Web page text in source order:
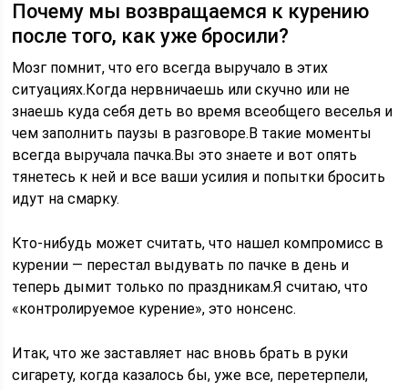
Почему мы возвращаемся к курению
после того, как уже бросили?
Мозг помнит, что его всегда выручало в этих
ситуациях.Когда нервничаешь или скучно или не
знаешь куда себя деть во время всеобщего веселья и
чем заполнить паузы в разговоре.В такие моменты
всегда выручала пачка.Вы это знаете и вот опять
тянетесь к ней и все ваши усилия и попытки бросить
идут на смарку.
Кто-нибудь может считать, что нашел компромисс в
курении — перестал выдувать по пачке в день и
теперь дымит только по праздникам.Я считаю, что
«контролируемое курение», это нонсенс.
Итак, что же заставляет нас вновь брать в руки
сигарету, когда казалось бы, уже все, перетерпели,